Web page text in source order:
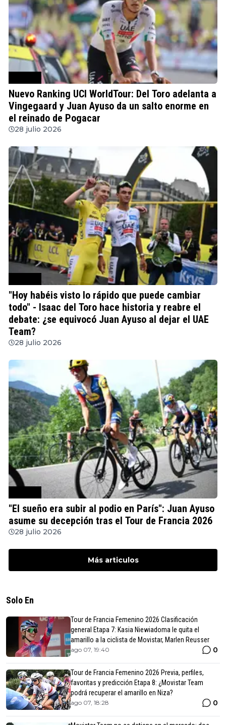
Nuevo Ranking UCI WorldTour: Del Toro adelanta a
Vingegaard y Juan Ayuso da un salto enorme en
el reinado de Pogacar
28 julio 2026
"Hoy habéis visto lo rápido que puede cambiar
todo" - Isaac del Toro hace historia y reabre el
debate: ¿se equivocó Juan Ayuso al dejar el UAE
Team?
28 julio 2026
"El sueño era subir al podio en París": Juan Ayuso
asume su decepción tras el Tour de Francia 2026
28 julio 2026
Más articulos
Solo En
Tour de Francia Femenino 2026 Clasificación
general Etapa 7: Kasia Niewiadoma le quita el
amarillo a la ciclista de Movistar, Marlen Reusser
ago 07, 19:40 0
Tour de Francia Femenino 2026 Previa, perfiles,
favoritas y predicción Etapa 8: ¿Movistar Team
podrá recuperar el amarillo en Niza?
ago 07, 18:28 0